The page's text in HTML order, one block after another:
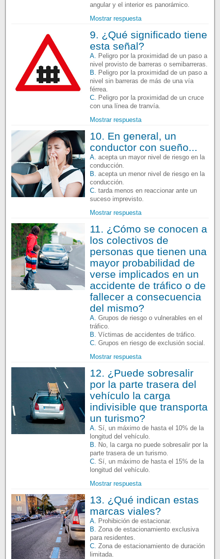
angular y el interior es panorámico.
Mostrar respuesta
9. ¿Qué significado tiene
esta señal?
A. Peligro por la proximidad de un paso a
nivel provisto de barreras o semibarreras.
B. Peligro por la proximidad de un paso a
nivel sin barreras de más de una vía
férrea.
C. Peligro por la proximidad de un cruce
con una línea de tranvía.
Mostrar respuesta
10. En general, un
conductor con sueño...
A. acepta un mayor nivel de riesgo en la
conducción.
B. acepta un menor nivel de riesgo en la
conducción.
C. tarda menos en reaccionar ante un
suceso imprevisto.
Mostrar respuesta
11. ¿Cómo se conocen a
los colectivos de
personas que tienen una
mayor probabilidad de
verse implicados en un
accidente de tráfico o de
fallecer a consecuencia
del mismo?
A. Grupos de riesgo o vulnerables en el
tráfico.
B. Víctimas de accidentes de tráfico.
C. Grupos en riesgo de exclusión social.
Mostrar respuesta
12. ¿Puede sobresalir
por la parte trasera del
vehículo la carga
indivisible que transporta
un turismo?
A. Sí, un máximo de hasta el 10% de la
longitud del vehículo.
B. No, la carga no puede sobresalir por la
parte trasera de un turismo.
C. Sí, un máximo de hasta el 15% de la
longitud del vehículo.
Mostrar respuesta
13. ¿Qué indican estas
marcas viales?
A. Prohibición de estacionar.
B. Zona de estacionamiento exclusiva
para residentes.
C. Zona de estacionamiento de duración
limitada.